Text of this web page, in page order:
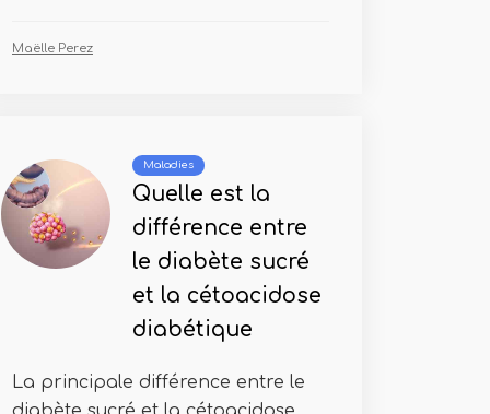
Maëlle Perez
Maladies
Quelle est la
différence entre
le diabète sucré
et la cétoacidose
diabétique
La principale différence entre le